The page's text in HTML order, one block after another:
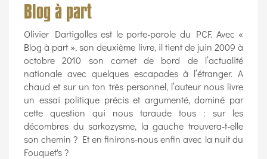
Blog à part
Olivier Dartigolles est le porte-parole du PCF. Avec «
Blog à part », son deuxième livre, il tient de juin 2009 à
octobre 2010 son carnet de bord de l’actualité
nationale avec quelques escapades à l’étranger. A
chaud et sur un ton très personnel, l’auteur nous livre
un essai politique précis et argumenté, dominé par
cette question qui nous taraude tous : sur les
décombres du sarkozysme, la gauche trouvera-t-elle
son chemin ? Et en finirons-nous enfin avec la nuit du
Fouquet's ?